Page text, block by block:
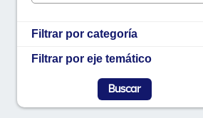
Filtrar por categoría
Filtrar por eje temático